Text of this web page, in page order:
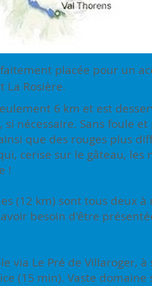
placée pour un
La Rosière.
6 km et est
si nécessaire. Sans foule
que des rouges plus
cerise sur le gâteau,
!
(12 km) sont tous deux
besoin d'être
via Le Pré de
(15 min). Vaste domaine